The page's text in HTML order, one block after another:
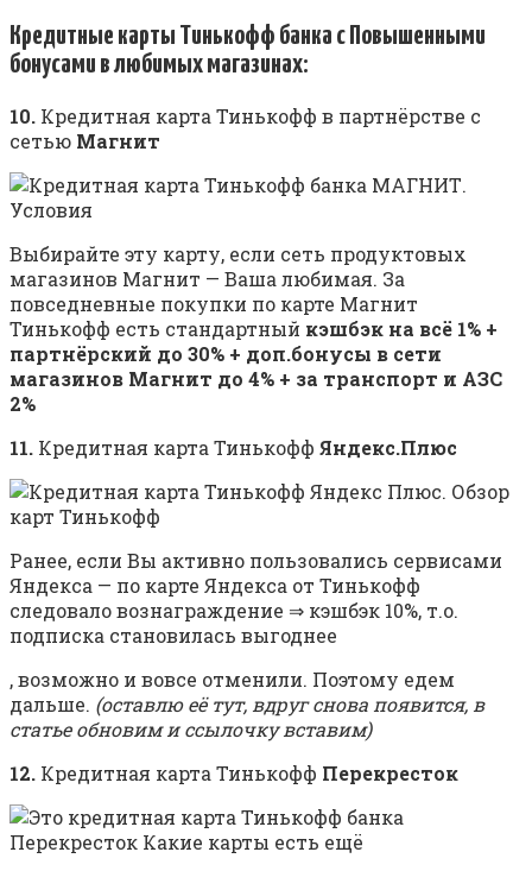
Кредитные карты Тинькофф банка с Повышенными
бонусами в любимых магазинах:
10. Кредитная карта Тинькофф в партнёрстве с
сетью Магнит
Выбирайте эту карту, если сеть продуктовых
магазинов Магнит — Ваша любимая. За
повседневные покупки по карте Магнит
Тинькофф есть стандартный кэшбэк на всё 1% +
партнёрский до 30% + доп.бонусы в сети
магазинов Магнит до 4% + за транспорт и АЗС
2%
11. Кредитная карта Тинькофф Яндекс.Плюс
Ранее, если Вы активно пользовались сервисами
Яндекса — по карте Яндекса от Тинькофф
следовало вознаграждение ⇒ кэшбэк 10%, т.о.
подписка становилась выгоднее
, возможно и вовсе отменили. Поэтому едем
дальше. (оставлю её тут, вдруг снова появится, в
статье обновим и ссылочку вставим)
12. Кредитная карта Тинькофф Перекресток